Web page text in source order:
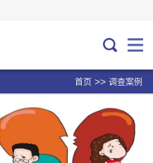
首页 >> 调查案例